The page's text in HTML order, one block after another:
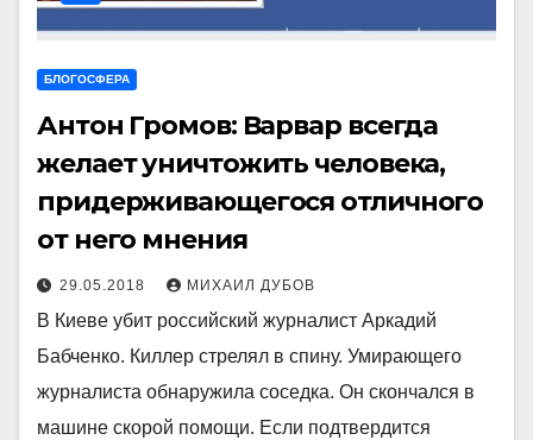
БЛОГОСФЕРА
Антон Громов: Варвар всегда
желает уничтожить человека,
придерживающегося отличного
от него мнения
29.05.2018 МИХАИЛ ДУБОВ
В Киеве убит российский журналист Аркадий
Бабченко. Киллер стрелял в спину. Умирающего
журналиста обнаружила соседка. Он скончался в
машине скорой помощи. Если подтвердится